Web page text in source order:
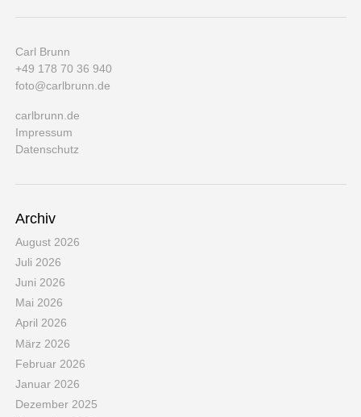
Carl Brunn
+49 178 70 36 940
foto@carlbrunn.de
carlbrunn.de
Impressum
Datenschutz
Archiv
August 2026
Juli 2026
Juni 2026
Mai 2026
April 2026
März 2026
Februar 2026
Januar 2026
Dezember 2025